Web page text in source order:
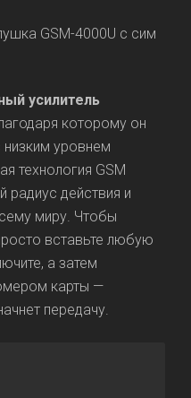
усилитель
которому он
уровнем
технология GSM
радиус действия и
миру. Чтобы
вставьте любую
а затем
карты —
передачу.